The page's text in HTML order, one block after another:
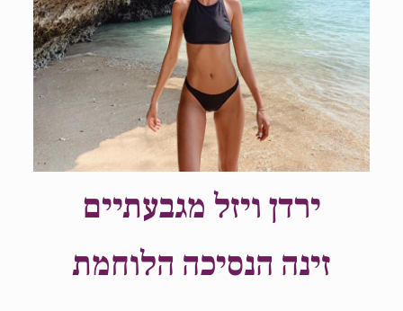
ירדן ויזל מגבעתיים
זינה הנסיכה הלוחמת